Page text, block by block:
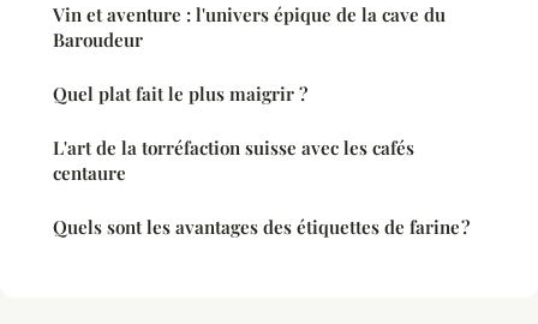
Vin et aventure : l'univers épique de la cave du
Baroudeur
Quel plat fait le plus maigrir ?
L'art de la torréfaction suisse avec les cafés
centaure
Quels sont les avantages des étiquettes de farine ?